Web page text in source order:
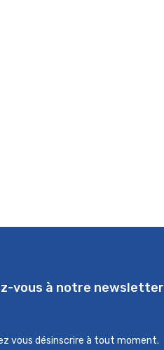
vous à notre newsletter
vous désinscrire à tout moment.